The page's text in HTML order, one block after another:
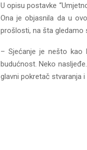
U opisu postavke
Ona je objasnila da u
prošlosti, na šta gledamo
– Sjećanje je nešto kao
budućnost. Neko
glavni pokretač stvaranja